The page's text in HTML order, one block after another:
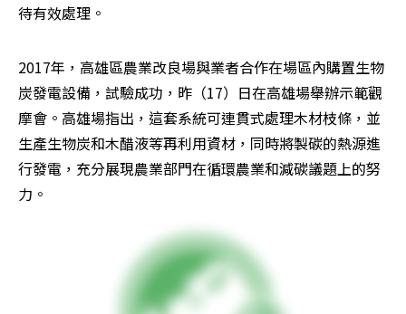
待有效處理。
2017年，高雄區農業改良場與業者合作在場區內購置生物
炭發電設備，試驗成功，昨（17）日在高雄場舉辦示範觀
摩會。高雄場指出，這套系統可連貫式處理木材枝條，並
生產生物炭和木醋液等再利用資材，同時將製碳的熱源進
行發電，充分展現農業部門在循環農業和減碳議題上的努
力。